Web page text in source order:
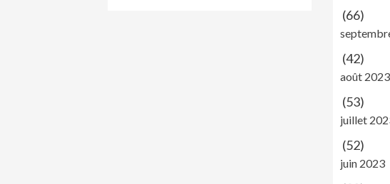
(66)
(42)
août 2023
(53)
juillet
(52)
juin 2023